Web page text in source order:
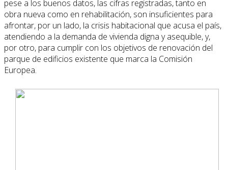
pese a los buenos datos, las cifras registradas, tanto en
obra nueva como en rehabilitación, son insuficientes para
afrontar, por un lado, la crisis habitacional que acusa el país,
atendiendo a la demanda de vivienda digna y asequible, y,
por otro, para cumplir con los objetivos de renovación del
parque de edificios existente que marca la Comisión
Europea.